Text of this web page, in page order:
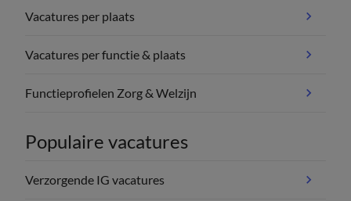
Vacatures per plaats
Vacatures per functie & plaats
Functieprofielen Zorg & Welzijn
Populaire vacatures
Verzorgende IG vacatures